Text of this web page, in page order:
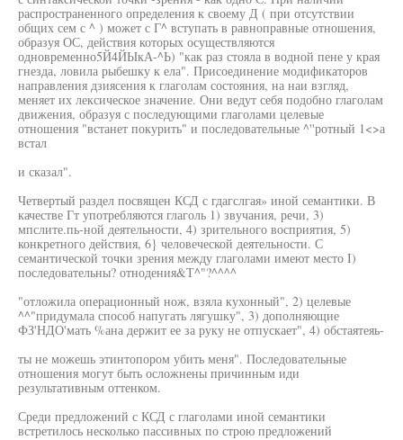
распространенного определения к своему Д ( при отсутствии
общих сем с ^ ) может с Г^ вступать в равноправные отношения,
образуя ОС, действия которых осуществляются
одновременно5Й4ЙЫкА-^Ь) "как раз стояла в водной пене у края
гнезда, ловила рыбешку к ела". Присоединение модификаторов
направления дзиясения к глаголам состояния, на наи взгляд,
меняет их лексическое значение. Они ведут себя подобно глаголам
движения, образуя с последующими глаголами целевые
отношения "встанет покурить" и последовательные ^''ротный 1<>а
встал
и сказал".
Четвертый раздел посвящен КСД с гдагслгая» иной семантики. В
качестве Гт употребляются глаголь 1) звучания, речи, 3)
мпслите.пь-ной деятельности, 4) зрительного восприятия, 5)
конкретного действия, 6} человеческой деятельности. С
семантической точки зрения между глаголами имеют место I)
последовательны? отнодения&Т^"?^^^^
"отложила операционный нож, взяла кухонный", 2) целевые
^^"придумала способ напугать лягушку", 3) дополняющие
ФЗ'НДО'мать %ана держит ее за руку не отпускает", 4) обстаятеяь-
ты не можешь этинтопором убить меня". Последовательные
отношения могут быть осложнены причинным иди
результативным оттенком.
Среди предложений с КСД с глаголами иной семантики
встретилось несколько пассивных по строю предложений